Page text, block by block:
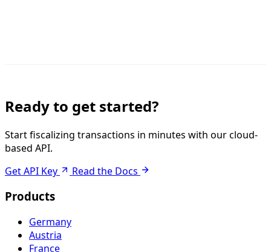
Ready to get started?
Start fiscalizing transactions in minutes with our cloud-
based API.
Get API Key
Read the Docs
Products
Germany
Austria
France